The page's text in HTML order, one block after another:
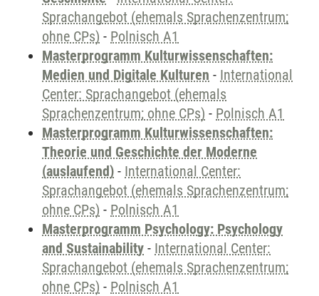
Sprachangebot (ehemals Sprachenzentrum;
ohne CPs) - Polnisch A1
Masterprogramm Kulturwissenschaften:
Medien und Digitale Kulturen - International
Center: Sprachangebot (ehemals
Sprachenzentrum; ohne CPs) - Polnisch A1
Masterprogramm Kulturwissenschaften:
Theorie und Geschichte der Moderne
(auslaufend) - International Center:
Sprachangebot (ehemals Sprachenzentrum;
ohne CPs) - Polnisch A1
Masterprogramm Psychology: Psychology
and Sustainability - International Center:
Sprachangebot (ehemals Sprachenzentrum;
ohne CPs) - Polnisch A1